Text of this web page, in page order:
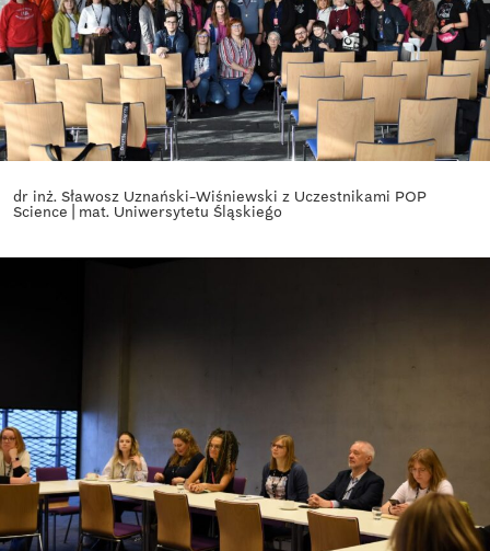
dr inż. Sławosz Uznański-Wiśniewski z Uczestnikami POP
Science | mat. Uniwersytetu Śląskiego